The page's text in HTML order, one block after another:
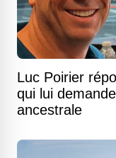
Luc Poirier
qui lui
ancestrale